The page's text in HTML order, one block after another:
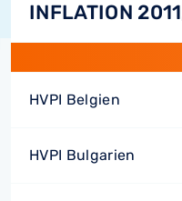
INFLATION
HVPI Belgien
HVPI Bulgarien